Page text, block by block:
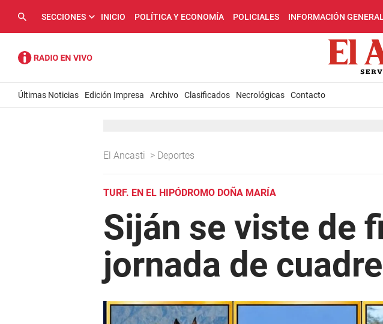
SECCIONES INICIO POLÍTICA Y ECONOMÍA POLICIALES INFORMACIÓN GENERAL
Últimas Noticias Edición Impresa Archivo Clasificados Necrológicas Contacto
El Ancasti > Deportes
TURF. EN EL HIPÓDROMO DOÑA MARÍA
Siján se viste de
jornada de